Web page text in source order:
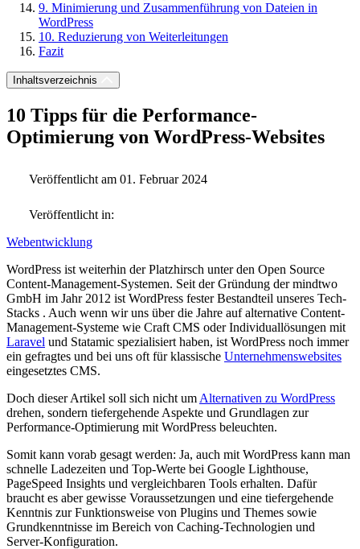
9. Minimierung und Zusammenführung von Dateien in
WordPress
10. Reduzierung von Weiterleitungen
Fazit
Inhaltsverzeichnis
10 Tipps für die Performance-
Optimierung von WordPress-Websites
Veröffentlicht am 01. Februar 2024
Veröffentlicht in:
Webentwicklung
WordPress ist weiterhin der Platzhirsch unter den Open Source
Content-Management-Systemen. Seit der Gründung der mindtwo
GmbH im Jahr 2012 ist WordPress fester Bestandteil unseres Tech-
Stacks . Auch wenn wir uns über die Jahre auf alternative Content-
Management-Systeme wie Craft CMS oder Individuallösungen mit
Laravel und Statamic spezialisiert haben, ist WordPress noch immer
ein gefragtes und bei uns oft für klassische Unternehmenswebsites
eingesetztes CMS.
Doch dieser Artikel soll sich nicht um Alternativen zu WordPress
drehen, sondern tiefergehende Aspekte und Grundlagen zur
Performance-Optimierung mit WordPress beleuchten.
Somit kann vorab gesagt werden: Ja, auch mit WordPress kann man
schnelle Ladezeiten und Top-Werte bei Google Lighthouse,
PageSpeed Insights und vergleichbaren Tools erhalten. Dafür
braucht es aber gewisse Voraussetzungen und eine tiefergehende
Kenntnis zur Funktionsweise von Plugins und Themes sowie
Grundkenntnisse im Bereich von Caching-Technologien und
Server-Konfiguration.